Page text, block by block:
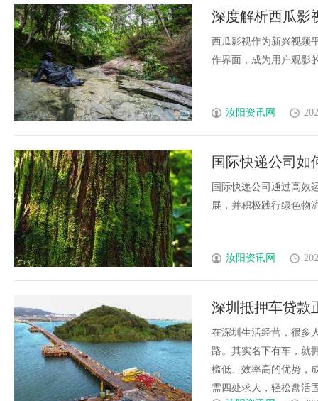
深度解析西瓜影
西瓜影视作为新兴视频
作界面，成为用户观影
汝阳资讯网
国际快递公司如
国际快递公司通过高效
展，并积极践行绿色物
汝阳资讯网
深圳抵押车贷款
在深圳生活经营，很多
路。其实名下有车，就
槛低、效率高的优势，
需四处求人，轻松盘活